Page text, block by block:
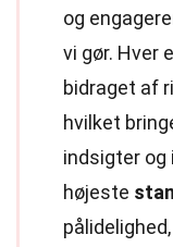
og
vi gør. Hver
bidraget af
hvilket
indsigter og
højeste